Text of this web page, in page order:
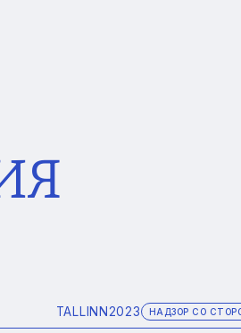
TALLINN2023 НАДЗОР СО